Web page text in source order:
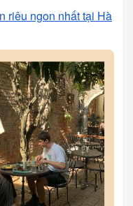
riêu ngon nhất tại Hà